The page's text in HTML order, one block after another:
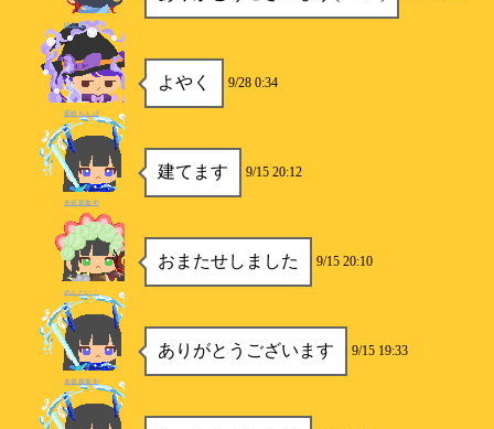
ゆきの
よやく 9/28 0:34
新鮮ちんぼ
建てます 9/15 20:12
名前募集中
おまたせしました 9/15 20:10
めんたいこ
ありがとうございます 9/15 19:33
名前募集中